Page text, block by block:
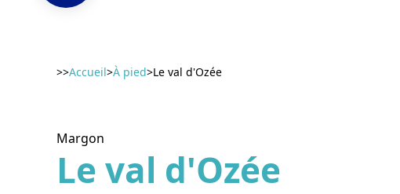
>>Accueil>À pied>Le val d'Ozée
Margon
Le val d'Ozée